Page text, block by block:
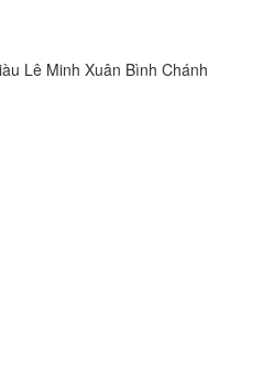
Lê Minh Xuân Bình Chánh